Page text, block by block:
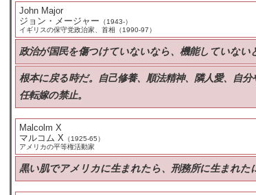
John Major
ジョン・メージャー （1943-）
イギリスの保守党政治家、首相（1990-97）
政治が国民を傷つけていないなら、機能していない
根本に戻る時だ。自己修養、順法精神、隣人愛、自
任転嫁の禁止。
Malcolm X
マルコム X （1925-65）
アメリカの平等権活動家
黒い肌でアメリカに生まれたら、刑務所に生まれた